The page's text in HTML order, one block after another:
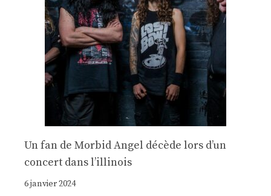
Un fan de Morbid Angel décède lors d’un
concert dans l’illinois
6 janvier 2024